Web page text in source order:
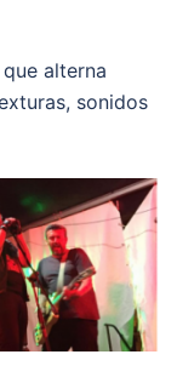
alterna
sonidos